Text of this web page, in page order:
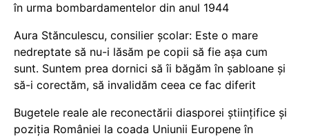
în urma bombardamentelor din anul 1944
Aura Stănculescu, consilier școlar: Este o mare
nedreptate să nu-i lăsăm pe copii să fie așa cum
sunt. Suntem prea dornici să îi băgăm în șabloane și
să-i corectăm, să invalidăm ceea ce fac diferit
Bugetele reale ale reconectării diasporei științifice și
poziția României la coada Uniunii Europene în